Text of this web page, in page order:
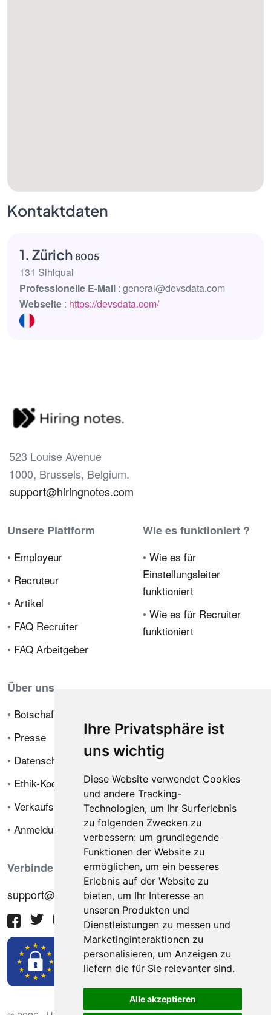
Ihre Privatsphäre ist
uns wichtig
Diese Website verwendet Cookies
und andere Tracking-
Technologien, um Ihr Surferlebnis
zu folgenden Zwecken zu
verbessern: um grundlegende
Funktionen der Website zu
ermöglichen, um ein besseres
Erlebnis auf der Website zu
bieten, um Ihr Interesse an
unseren Produkten und
Dienstleistungen zu messen und
Marketinginteraktionen zu
personalisieren, um Anzeigen zu
liefern die für Sie relevanter sind.
Alle akzeptieren
Kontaktdaten
1. Zürich 8005
131 Sihlquai
Professionelle E-Mail : general@devsdata.com
Webseite : https://devsdata.com/
523 Louise Avenue
1000, Brussels, Belgium.
support@hiringnotes.com
Unsere Plattform
• Employeur
• Recruteur
• Artikel
• FAQ Recruiter
• FAQ Arbeitgeber
Wie es funktioniert ?
• Wie es für
Einstellungsleiter
funktioniert
• Wie es für Recruiter
funktioniert
Über uns
• Botschafterprogramm
• Presse
• Datenschutzrichtlinie
• Ethik-Kodex
• Verkaufsbedingungen
• Anmeldung
Verbinde dich mit uns
support@hiringnotes.com